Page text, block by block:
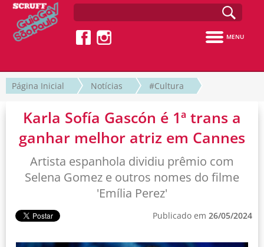
MENU
Página Inicial Notícias #Cultura
Karla Sofía Gascón é 1ª trans a
ganhar melhor atriz em Cannes
Artista espanhola dividiu prêmio com
Selena Gomez e outros nomes do filme
'Emília Perez'
Publicado em 26/05/2024